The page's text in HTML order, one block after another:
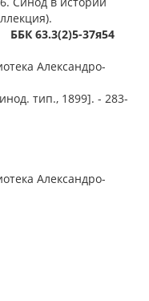
ББК 63.3(2)5-37я54
Александро-
тип., 1899]. - 283-
Александро-